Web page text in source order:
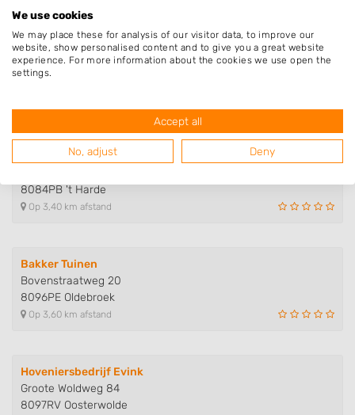
Hoveniersbedrijf Bloeiend Groen
Zuiderzeestraatweg 166
8096CE Oldebroek
Maclean Infra & Groentechniek
8084PB 't Harde
Op 3,40 km afstand
Bakker Tuinen
Bovenstraatweg 20
8096PE Oldebroek
Op 3,60 km afstand
Hoveniersbedrijf Evink
Groote Woldweg 84
8097RV Oosterwolde
We use cookies
We may place these for analysis of our visitor data, to improve our
website, show personalised content and to give you a great website
experience. For more information about the cookies we use open the
settings.
Accept all
No, adjust Deny